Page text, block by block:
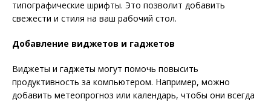
типографические шрифты. Это позволит добавить
свежести и стиля на ваш рабочий стол.
Добавление виджетов и гаджетов
Виджеты и гаджеты могут помочь повысить
продуктивность за компьютером. Например, можно
добавить метеопрогноз или календарь, чтобы они всегда